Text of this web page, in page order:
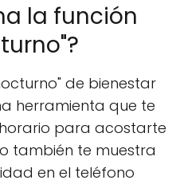
la función
de bienestar
herramienta que te
para acostarte
también te muestra
en el teléfono